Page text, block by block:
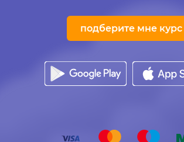
подберите мне курс